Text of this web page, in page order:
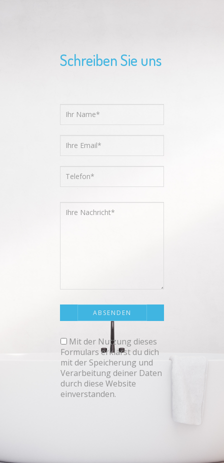
Schreiben Sie uns
Mit der Nutzung dieses
Formulars erklärst du dich
mit der Speicherung und
Verarbeitung deiner Daten
durch diese Website
einverstanden.